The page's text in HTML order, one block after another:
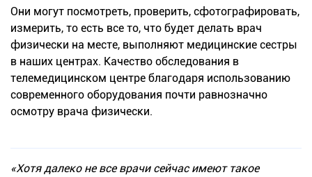
Они могут посмотреть, проверить, сфотографировать,
измерить, то есть все то, что будет делать врач
физически на месте, выполняют медицинские сестры
в наших центрах. Качество обследования в
телемедицинском центре благодаря использованию
современного оборудования почти равнозначно
осмотру врача физически.
«Хотя далеко не все врачи сейчас имеют такое